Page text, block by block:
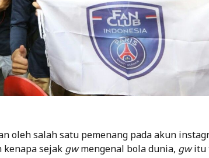
oleh salah satu pemenang pada akun
kenapa sejak gwmengenal bola dunia, gwitu